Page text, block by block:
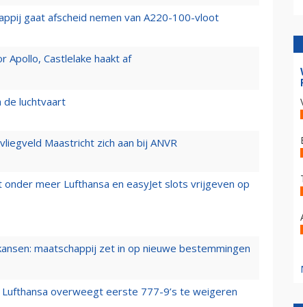
gaat afscheid nemen van A220-100-vloot
Apollo, Castlelake haakt af
de luchtvaart
Maastricht zich aan bij ANVR
meer Lufthansa en easyJet slots vrijgeven op
maatschappij zet in op nieuwe bestemmingen
overweegt eerste 777-9’s te weigeren